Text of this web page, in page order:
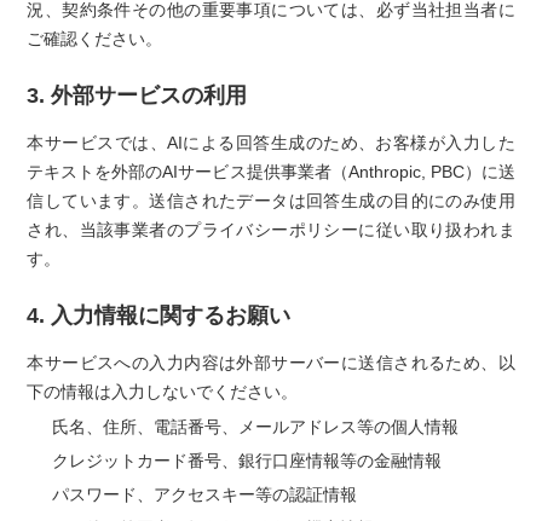
況、契約条件その他の重要事項については、必ず当社担当者に
ご確認ください。
3. 外部サービスの利用
本サービスでは、AIによる回答生成のため、お客様が入力した
テキストを外部のAIサービス提供事業者（Anthropic, PBC）に送
信しています。送信されたデータは回答生成の目的にのみ使用
され、当該事業者のプライバシーポリシーに従い取り扱われま
す。
4. 入力情報に関するお願い
本サービスへの入力内容は外部サーバーに送信されるため、以
下の情報は入力しないでください。
氏名、住所、電話番号、メールアドレス等の個人情報
クレジットカード番号、銀行口座情報等の金融情報
パスワード、アクセスキー等の認証情報